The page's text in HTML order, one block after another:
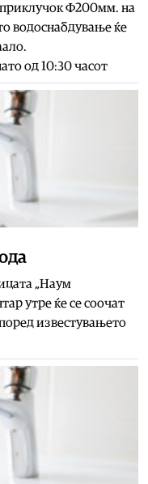
Ф200мм. на
водоснабдување ќе
од 10:30 часот
„Наум
утре ќе се соочат
известувањето